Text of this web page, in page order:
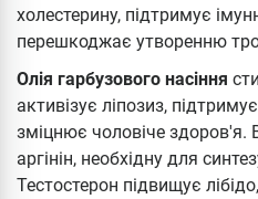
холестерину, підтримує
перешкоджає утворенню
Олія гарбузового насіння
активізує ліпозиз,
зміцнює чоловіче здоров'я.
аргінін, необхідну для
Тестостерон підвищує